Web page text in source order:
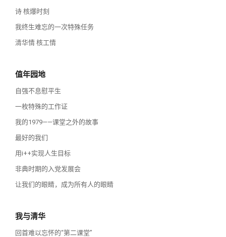
诗 核爆时刻
我终生难忘的一次特殊任务
清华情 核工情
值年园地
自强不息慰平生
一枚特殊的工作证
我的1979——课堂之外的故事
最好的我们
用i++实现人生目标
非典时期的入党发展会
让我们的眼睛，成为所有人的眼睛
我与清华
回首难以忘怀的“第二课堂”